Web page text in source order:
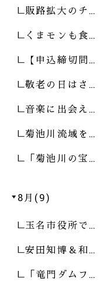
販路拡大のチ…
くまモンも食…
【申込締切間…
敬老の日はさ…
音楽に出会え…
菊池川流域を…
「菊池川の宝…
8月(9)
玉名市役所で…
安田知博＆和…
「竜門ダムフ…